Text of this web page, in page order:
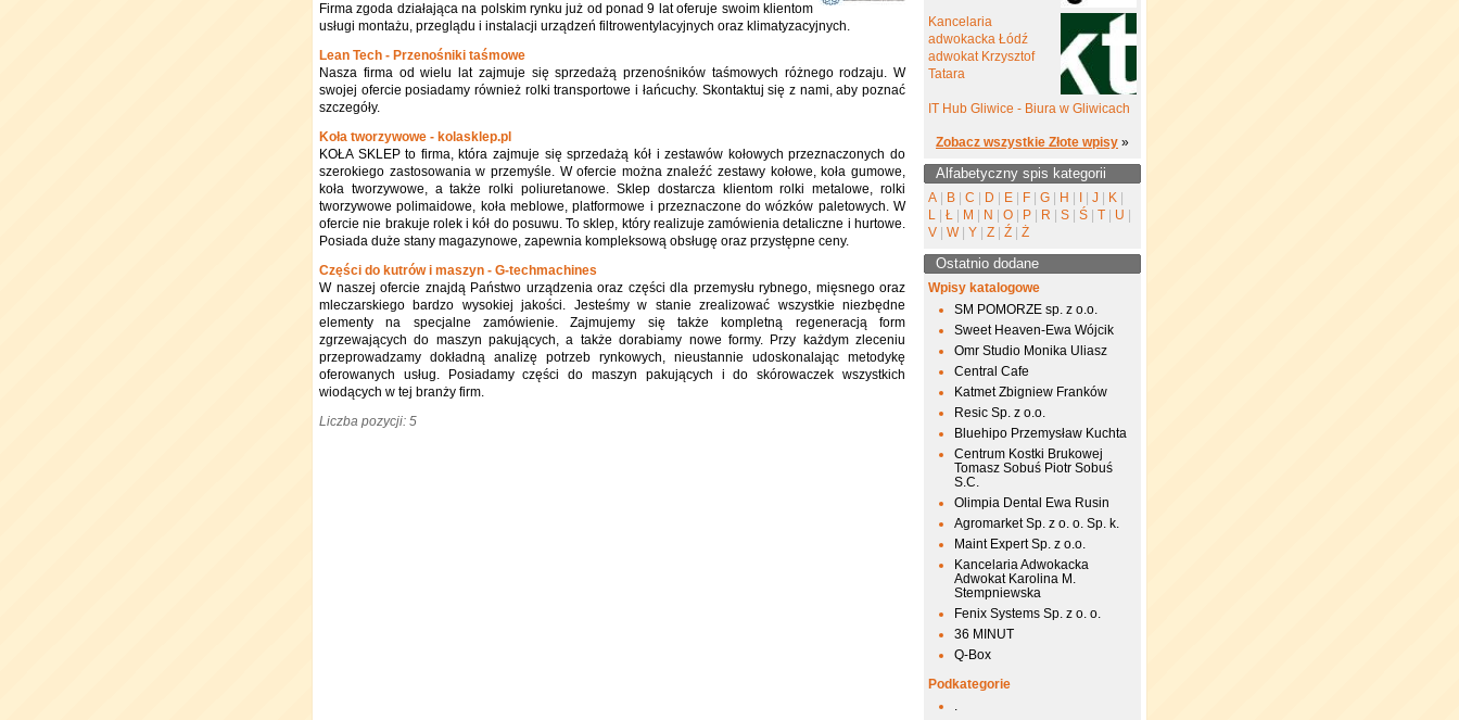
Firma zgoda działająca na polskim rynku już od ponad 9 lat oferuje swoim klientom
usługi montażu, przeglądu i instalacji urządzeń filtrowentylacyjnych oraz klimatyzacyjnych.
Lean Tech - Przenośniki taśmowe
Nasza firma od wielu lat zajmuje się sprzedażą przenośników taśmowych różnego rodzaju. W
swojej ofercie posiadamy również rolki transportowe i łańcuchy. Skontaktuj się z nami, aby poznać
szczegóły.
Koła tworzywowe - kolasklep.pl
KOŁA SKLEP to firma, która zajmuje się sprzedażą kół i zestawów kołowych przeznaczonych do
szerokiego zastosowania w przemyśle. W ofercie można znaleźć zestawy kołowe, koła gumowe,
koła tworzywowe, a także rolki poliuretanowe. Sklep dostarcza klientom rolki metalowe, rolki
tworzywowe polimaidowe, koła meblowe, platformowe i przeznaczone do wózków paletowych. W
ofercie nie brakuje rolek i kół do posuwu. To sklep, który realizuje zamówienia detaliczne i hurtowe.
Posiada duże stany magazynowe, zapewnia kompleksową obsługę oraz przystępne ceny.
Części do kutrów i maszyn - G-techmachines
W naszej ofercie znajdą Państwo urządzenia oraz części dla przemysłu rybnego, mięsnego oraz
mleczarskiego bardzo wysokiej jakości. Jesteśmy w stanie zrealizować wszystkie niezbędne
elementy na specjalne zamówienie. Zajmujemy się także kompletną regeneracją form
zgrzewających do maszyn pakujących, a także dorabiamy nowe formy. Przy każdym zleceniu
przeprowadzamy dokładną analizę potrzeb rynkowych, nieustannie udoskonalając metodykę
oferowanych usług. Posiadamy części do maszyn pakujących i do skórowaczek wszystkich
wiodących w tej branży firm.
Liczba pozycji: 5
Kancelaria
adwokacka Łódź
adwokat Krzysztof
Tatara
IT Hub Gliwice - Biura w Gliwicach
Zobacz wszystkie Złote wpisy »
Alfabetyczny spis kategorii
A B C D E F G H J K
L
Ł M N O P R S Ś T U
V
W Y Z Ź Ż
Ostatnio dodane
Wpisy katalogowe
SM POMORZE sp. z o.o.
Sweet Heaven-Ewa Wójcik
Omr Studio Monika Uliasz
Central Cafe
Katmet Zbigniew Franków
Resic Sp. z o.o.
Bluehipo Przemysław Kuchta
Centrum Kostki Brukowej
Tomasz Sobuś Piotr Sobuś
S.C.
Olimpia Dental Ewa Rusin
Agromarket Sp. z o. o. Sp. k.
Maint Expert Sp. z o.o.
Kancelaria Adwokacka
Adwokat Karolina M.
Stempniewska
Fenix Systems Sp. z o. o.
36 MINUT
Q-Box
Podkategorie
.